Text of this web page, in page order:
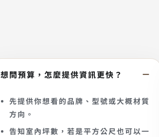
想問預算，怎麼提供資訊更快？
先提供你想看的品牌、型號或大概材質
方向。
告知室內坪數，若是平方公尺也可以一